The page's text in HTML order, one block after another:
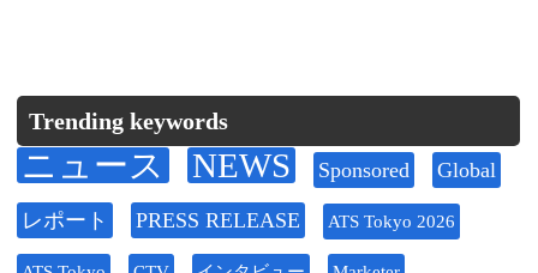
Trending keywords
ニュース NEWS Sponsored Global
レポート PRESS RELEASE ATS Tokyo 2026